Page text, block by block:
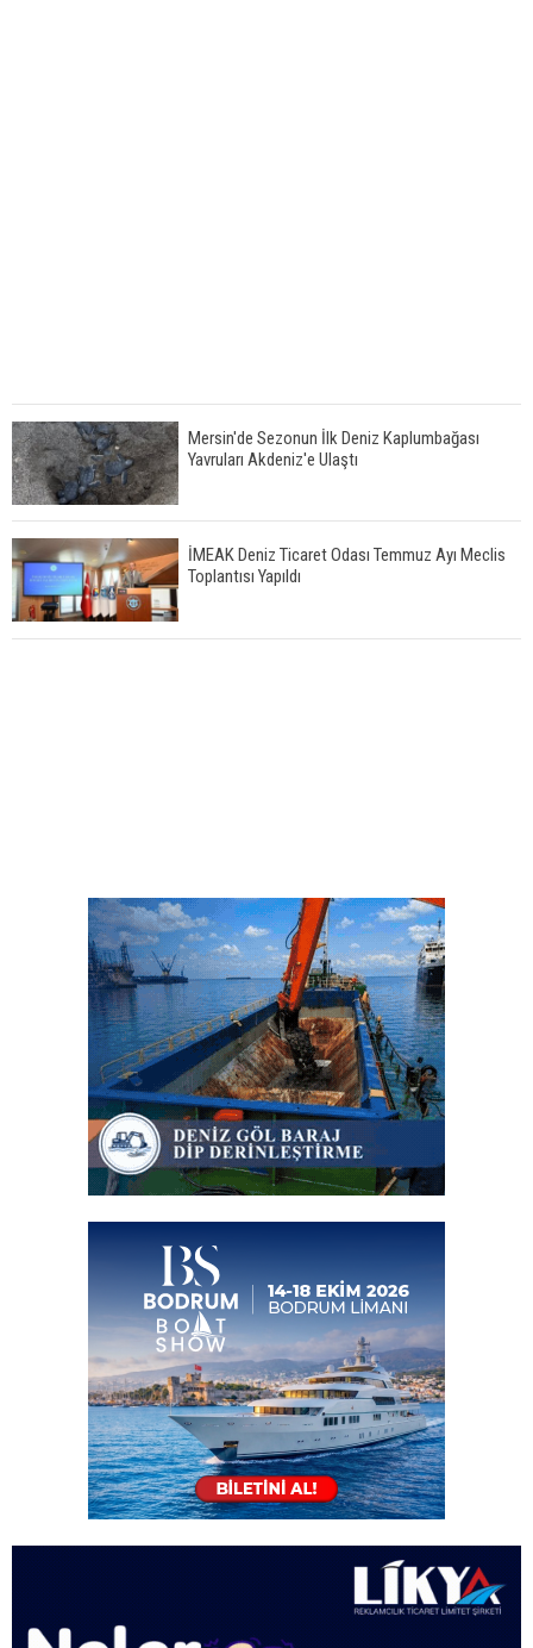
Mersin'de Sezonun İlk Deniz Kaplumbağası
Yavruları Akdeniz'e Ulaştı
İMEAK Deniz Ticaret Odası Temmuz Ayı Meclis
Toplantısı Yapıldı